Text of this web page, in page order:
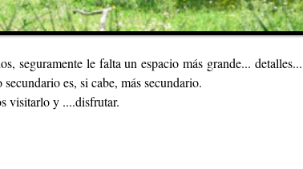
seguramente le falta un espacio más grande...
es, si cabe, más secundario.
visitarlo y ....disfrutar.